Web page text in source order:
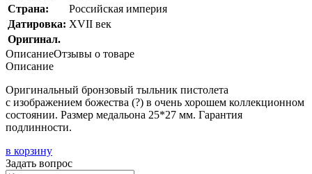
Страна:
Росcийская империя
Датировка: XVII век
Оригинал.
ОписаниеОтзывы о товаре
Описание
Оригинальный бронзовый тыльник пистолета
с изображением божества (?) в очень хорошем коллекционном
состоянии. Размер медальона 25*27 мм. Гарантия
подлинности.
в корзину
Задать вопрос